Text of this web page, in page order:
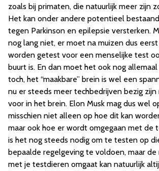
zoals bij primaten, die natuurlijk meer zijn
Het kan onder andere potentieel
tegen Parkinson en epilepsie versterken.
nog lang niet, er moet na muizen dus
worden getest voor een menselijke test
buurt is. En dan moet het ook nog
toch, het “maakbare” brein is wel een
nu er steeds meer techbedrijven bezig
voor in het brein. Elon Musk mag dus wel
misschien niet alleen op hoe dit kan
maar ook hoe er wordt omgegaan met de
is het nog steeds nodig om te testen op
bepaalde regelgeving te voldoen, maar de
met je testdieren omgaat kan natuurlijk